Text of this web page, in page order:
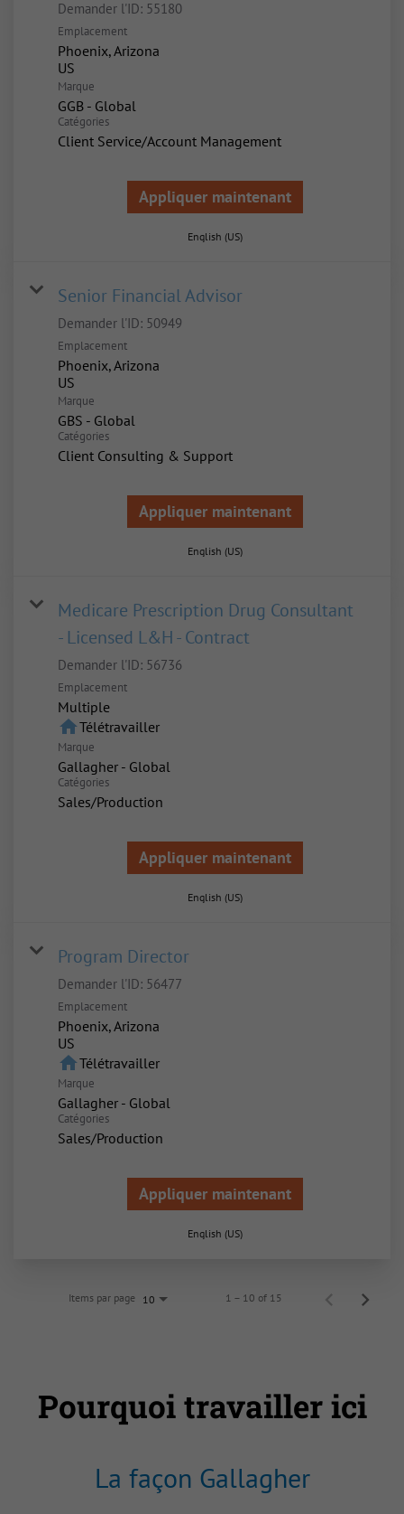
Demander l'ID: 55180
Emplacement
Phoenix, Arizona
Marque
GGB - Global
Catégories
Client Service/Account Management
Appliquer maintenant
English (US)
Senior Financial Advisor
Demander l'ID: 50949
Emplacement
Phoenix, Arizona
Marque
GBS - Global
Catégories
Client Consulting & Support
Appliquer maintenant
English (US)
Medicare Prescription Drug Consultant
- Licensed L&H - Contract
Demander l'ID: 56736
Emplacement
Multiple
homeTélétravailler
Marque
Gallagher - Global
Catégories
Sales/Production
Appliquer maintenant
English (US)
Program Director
Demander l'ID: 56477
Emplacement
Phoenix, Arizona
homeTélétravailler
Marque
Gallagher - Global
Catégories
Sales/Production
Appliquer maintenant
English (US)
Items par page 10 1 – 10 of 15
Pourquoi travailler ici
La façon Gallagher